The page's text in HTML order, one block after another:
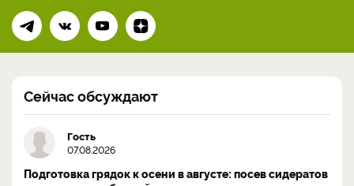
Сейчас обсуждают
Гость
07.08.2026
Подготовка грядок к осени в августе: посев сидератов